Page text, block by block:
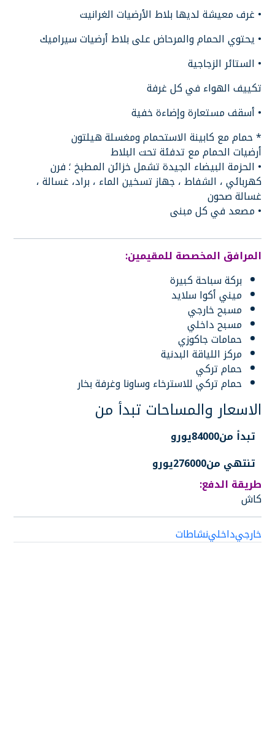
• غرف معيشة لديها بلاط الأرضيات الغرانيت
• يحتوي الحمام والمرحاض على بلاط أرضيات سيراميك
• الستائر الزجاجية
تكييف الهواء في كل غرفة
• أسقف مستعارة وإضاءة خفية
* حمام مع كابينة الاستحمام ومغسلة هيلتون
أرضيات الحمام مع تدفئة تحت البلاط
• الحزمة البيضاء الجيدة تشمل خزائن المطبخ ؛ فرن
كهربائي ، الشفاط ، جهاز تسخين الماء ، براد، غسالة ،
غسالة صحون
• مصعد في كل مبنى
المرافق المخصصة للمقيمين:
بركة سباحة كبيرة
ميني أكوا سلايد
مسبح خارجي
مسبح داخلي
حمامات جاكوزي
مركز اللياقة البدنية
حمام تركي
حمام تركي للاسترخاء وساونا وغرفة بخار
الاسعار والمساحات تبدأ من
تبدأ من84000يورو
تنتهي من276000يورو
طريقة الدفع:
كاش
خارجيداخلينشاطات